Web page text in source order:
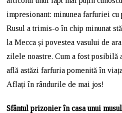
impresionant: minunea farfuriei cu
Rusul a trimis-o în chip minunat
la Mecca și povestea vasului de
zilele noastre. Cum a fost posibilă
află astăzi farfuria pomenită în
Aflați în rândurile de mai jos!
Sfântul prizonier în casa unui